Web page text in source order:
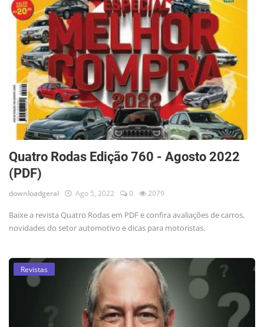
Quatro Rodas Edição 760 - Agosto 2022
(PDF)
downloadgeral Ago 5, 2022 0 2079
Baixe a revista Quatro Rodas em PDF e confira avaliações de carros,
novidades do setor automotivo e dicas para motoristas.
Revistas